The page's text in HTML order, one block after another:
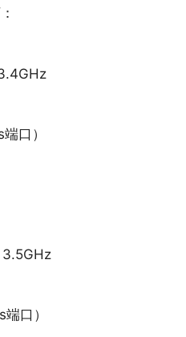
口）
3.5GHz
口）